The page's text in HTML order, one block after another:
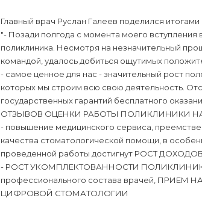
Главный врач Руслан Галеев поделился
"- Позади полгода с момента моего вступления
поликлиника. Несмотря на незначительный
командой, удалось добиться ощутимых
-️ самое ценное для нас - значительный рост
которых мы строим всю свою деятельность.
государственных гарантий бесплатного
ОТЗЫВОВ ОЦЕНКИ РАБОТЫ ПОЛИКЛИНИКИ
-️ повышение медицинского сервиса,
качества стоматологической помощи, в
проведенной работы достигнут РОСТ
-️ РОСТ УКОМПЛЕКТОВАННОСТИ
профессионального состава врачей,
ЦИФРОВОЙ СТОМАТОЛОГИИ